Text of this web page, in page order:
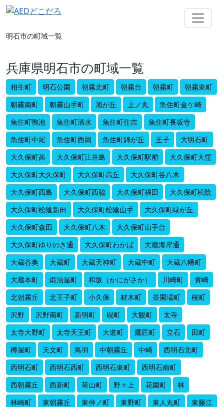
明石市の町域一覧
兵庫県明石市の町域一覧
相生町 明石公園 朝霧北町 朝霧台 朝霧町
朝霧東町
朝霧南町
朝霧山手町 旭が丘 上ノ丸
魚住町金ケ崎
魚住町鴨池
魚住町清水 魚住町住吉
魚住町長坂寺
魚住町中尾
魚住町西岡 魚住町錦が丘 王子
大明石町
大久保町茜
大久保町江井島 大久保町駅前
大久保町大窪
大久保町大久保町
大久保町高丘
大久保町谷八木
大久保町西島
大久保町西脇 大久保町福田
大久保町松陰
大久保町松陰新田
大久保町松陰山手
大久保町緑が丘
大久保町森田
大久保町八木
大久保町山手台
大久保町ゆりのき通
大久保町わかば
大蔵海岸通
大蔵谷奥
大蔵町 大蔵天神町 大蔵中町
大蔵八幡町
大蔵本町
鍛治屋町 和坂（かにがさか） 川崎町
貴崎
北朝霧丘
北王子町 小久保 材木町 茶園場町
桜町
沢野
沢野南町 新明町 硯町 大観町
太寺
太寺大野町
太寺天王町 大道町 鷹匠町 立石
田町
樽屋町
天文町 鳥羽 中朝霧丘 中崎
西明石北町
西明石町
西明石西町 西明石東町
西明石南町
西朝霧丘
西新町 荷山町 野々上 花園町
林
林崎町
東朝霧丘 東仲ノ町 東野町 東人丸町
東藤江